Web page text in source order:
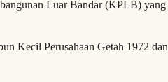
Luar Bandar (KPLB) yang
Kecil Perusahaan Getah 1972 dan